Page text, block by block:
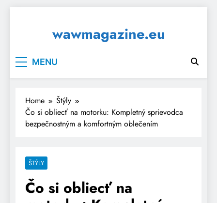
wawmagazine.eu
MENU
Home
Štýly
Čo si obliecť na motorku: Kompletný sprievodca
bezpečnostným a komfortným oblečením
ŠTÝLY
Čo si obliecť na